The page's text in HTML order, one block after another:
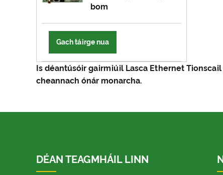
bom
Gach táirge nua
Is déantúsóir gairmiúil Lasca Ethernet
cheannach ónár monarcha.
DÉAN TEAGMHÁIL LINN